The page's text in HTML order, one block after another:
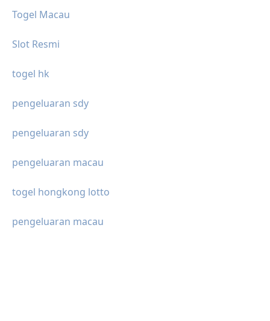
Togel Macau
Slot Resmi
togel hk
pengeluaran sdy
pengeluaran sdy
pengeluaran macau
togel hongkong lotto
pengeluaran macau